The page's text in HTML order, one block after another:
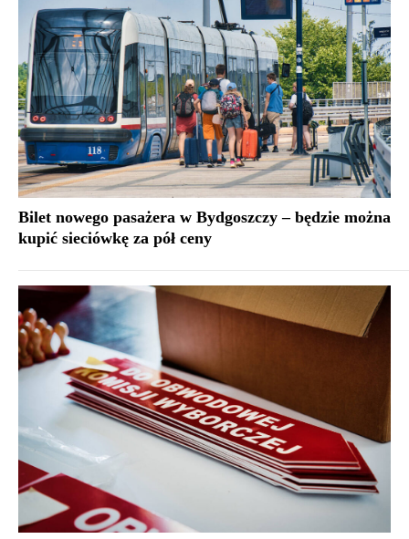
Bilet nowego pasażera w Bydgoszczy – będzie można
kupić sieciówkę za pół ceny